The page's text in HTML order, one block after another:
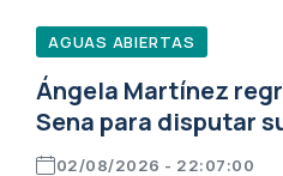
AGUAS ABIERTAS
Ángela Martínez
Sena para disputar
02/08/2026 - 22:07:00